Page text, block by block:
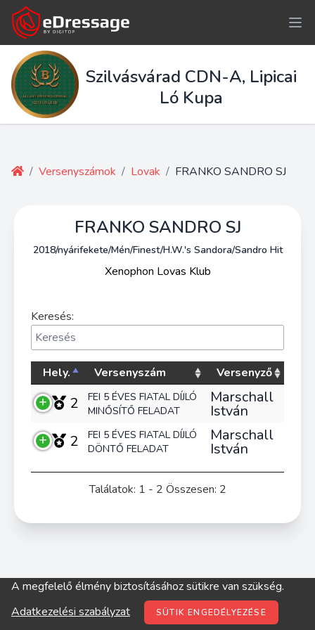
Szilvásvárad CDN-A, Lipicai
Ló Kupa
/ Versenyszámok / Lovak / FRANKO SANDRO SJ
FRANKO SANDRO SJ
2018/nyárifekete/Mén/Finest/H.W.'s Sandora/Sandro Hit
Xenophon Lovas Klub
Keresés:
Hely. Versenyszám Versenyző
2
FEI 5 ÉVES FIATAL DÍJLÓ
MINŐSÍTŐ FELADAT
Marschall
István
2
FEI 5 ÉVES FIATAL DÍJLÓ
DÖNTŐ FELADAT
Marschall
István
Találatok: 1 - 2 Összesen: 2
© digitop.hu 2022 |Adatkezelési szabályzat
A megfelelő élmény biztosításához sütikre van szükség.
Adatkezelési szabályzat
SÜTIK ENGEDÉLYEZÉSE